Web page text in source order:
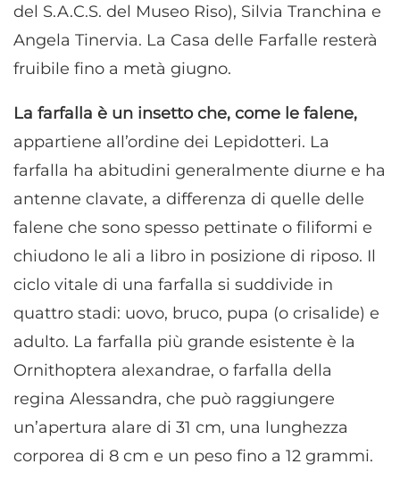
del S.A.C.S. del Museo Riso), Silvia Tranchina e
Angela Tinervia. La Casa delle Farfalle resterà
fruibile fino a metà giugno.
La farfalla è un insetto che, come le falene,
appartiene all’ordine dei Lepidotteri. La
farfalla ha abitudini generalmente diurne e ha
antenne clavate, a differenza di quelle delle
falene che sono spesso pettinate o filiformi e
chiudono le ali a libro in posizione di riposo. Il
ciclo vitale di una farfalla si suddivide in
quattro stadi: uovo, bruco, pupa (o crisalide) e
adulto. La farfalla più grande esistente è la
Ornithoptera alexandrae, o farfalla della
regina Alessandra, che può raggiungere
un’apertura alare di 31 cm, una lunghezza
corporea di 8 cm e un peso fino a 12 grammi.